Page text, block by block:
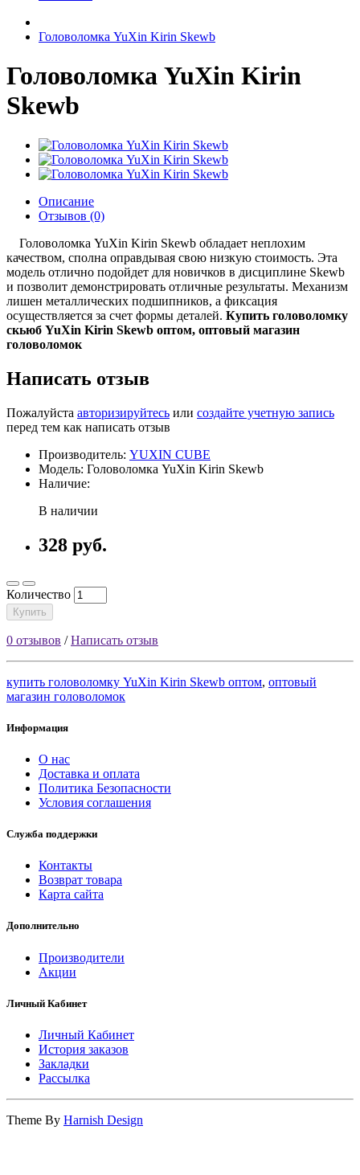
Головоломка YuXin Kirin Skewb
Головоломка YuXin Kirin
Skewb
Описание
Отзывов (0)
Головоломка YuXin Kirin Skewb обладает неплохим
качеством, сполна оправдывая свою низкую стоимость. Эта
модель отлично подойдет для новичков в дисциплине Skewb
и позволит демонстрировать отличные результаты. Механизм
лишен металлических подшипников, а фиксация
осуществляется за счет формы деталей. Купить головоломку
скьюб YuXin Kirin Skewb оптом, оптовый магазин
головоломок
Написать отзыв
Пожалуйста авторизируйтесь или создайте учетную запись
перед тем как написать отзыв
Производитель: YUXIN CUBE
Модель: Головоломка YuXin Kirin Skewb
Наличие:
В наличии
328 руб.
Количество
Купить
0 отзывов /Написать отзыв
купить головоломку YuXin Kirin Skewb оптом, оптовый
магазин головоломок
Информация
О нас
Доставка и оплата
Политика Безопасности
Условия соглашения
Служба поддержки
Контакты
Возврат товара
Карта сайта
Дополнительно
Производители
Акции
Личный Кабинет
Личный Кабинет
История заказов
Закладки
Рассылка
Theme By Harnish Design